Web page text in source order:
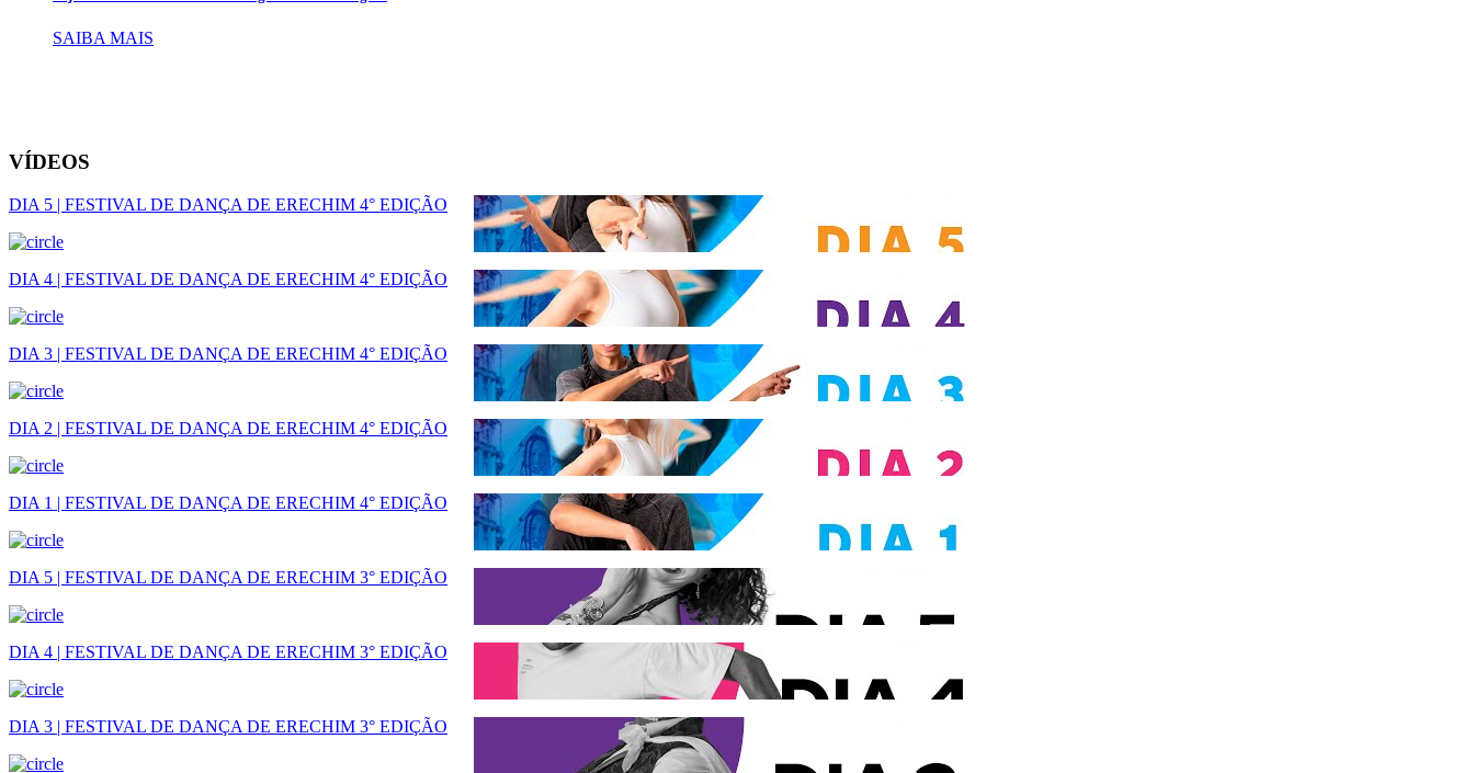
SAIBA MAIS
VÍDEOS
DIA 5 | FESTIVAL DE DANÇA DE ERECHIM 4° EDIÇÃO
DIA 4 | FESTIVAL DE DANÇA DE ERECHIM 4° EDIÇÃO
DIA 3 | FESTIVAL DE DANÇA DE ERECHIM 4° EDIÇÃO
DIA 2 | FESTIVAL DE DANÇA DE ERECHIM 4° EDIÇÃO
DIA 1 | FESTIVAL DE DANÇA DE ERECHIM 4° EDIÇÃO
DIA 5 | FESTIVAL DE DANÇA DE ERECHIM 3° EDIÇÃO
DIA 4 | FESTIVAL DE DANÇA DE ERECHIM 3° EDIÇÃO
DIA 3 | FESTIVAL DE DANÇA DE ERECHIM 3° EDIÇÃO